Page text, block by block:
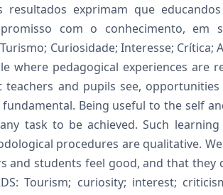
exprimam que
com o conhecimento, em
Turismo; Curiosidade; Interesse; Crítica;
where pedagogical experiences are
and pupils see,
Being useful to the self
task to be achieved. Such
procedures are qualitative.
and students feel good, and that they
Tourism; curiosity; interest;